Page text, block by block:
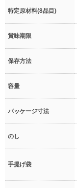
特定原材料(8品目)
賞味期限
保存方法
容量
パッケージ寸法
のし
手提げ袋